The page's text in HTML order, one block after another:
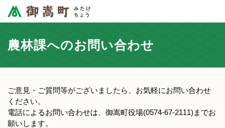
農林課へのお問い合わせ
ご意見・ご質問等がございましたら、お気軽にお問い合わせ
ください。
電話によるお問い合わせは、御嵩町役場(0574-67-2111)までお
願いします。